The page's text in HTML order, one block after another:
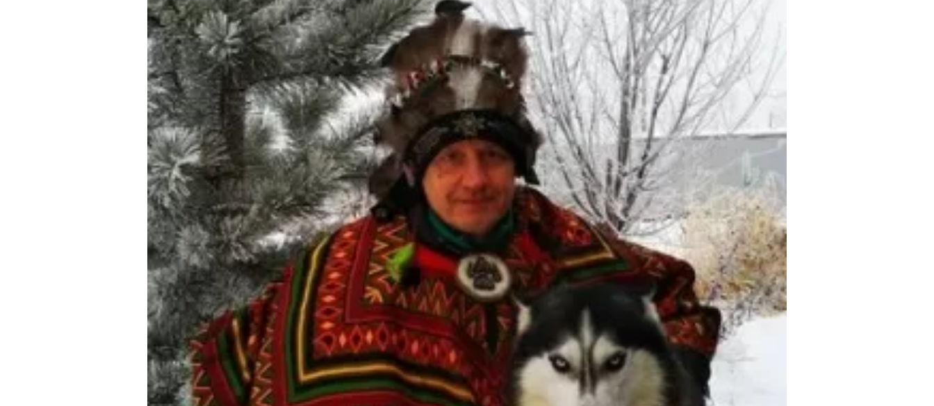
Карты и буклеты
Другие рубрики
Реестр туроператоров
Реестр туристических
агентств Алтайского края
Обращения граждан
Противодействие коррупции